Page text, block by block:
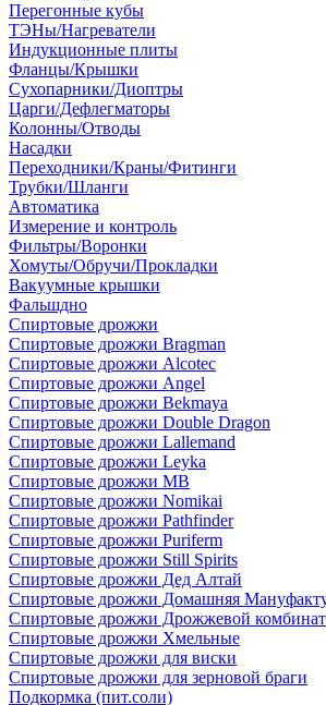
Перегонные кубы
ТЭНы/Нагреватели
Индукционные плиты
Фланцы/Крышки
Сухопарники/Диоптры
Царги/Дефлегматоры
Колонны/Отводы
Насадки
Переходники/Краны/Фитинги
Трубки/Шланги
Автоматика
Измерение и контроль
Фильтры/Воронки
Хомуты/Обручи/Прокладки
Вакуумные крышки
Фальшдно
Спиртовые дрожжи
Спиртовые дрожжи Bragman
Спиртовые дрожжи Alcotec
Спиртовые дрожжи Angel
Спиртовые дрожжи Bekmaya
Спиртовые дрожжи Double Dragon
Спиртовые дрожжи Lallemand
Спиртовые дрожжи Leyka
Спиртовые дрожжи MB
Спиртовые дрожжи Nomikai
Спиртовые дрожжи Pathfinder
Спиртовые дрожжи Puriferm
Спиртовые дрожжи Still Spirits
Спиртовые дрожжи Дед Алтай
Спиртовые дрожжи Домашняя
Спиртовые дрожжи Дрожжевой комбинат
Спиртовые дрожжи Хмельные
Спиртовые дрожжи для виски
Спиртовые дрожжи для зерновой браги
Подкормка (пит.соли)